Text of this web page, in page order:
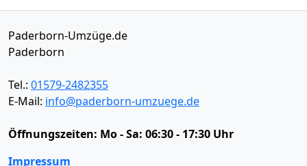
Paderborn-Umzüge.de
Paderborn
Tel.: 01579-2482355
E-Mail: info@paderborn-umzuege.de
Öffnungszeiten: Mo - Sa: 06:30 - 17:30 Uhr
Impressum